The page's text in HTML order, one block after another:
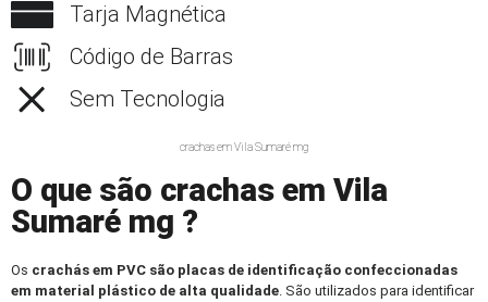
Tarja Magnética
Código de Barras
Sem Tecnologia
crachas em Vila Sumaré mg
O que são crachas em Vila
Sumaré mg ?
Os crachás em PVC são placas de identificação confeccionadas
em material plástico de alta qualidade. São utilizados para identificar